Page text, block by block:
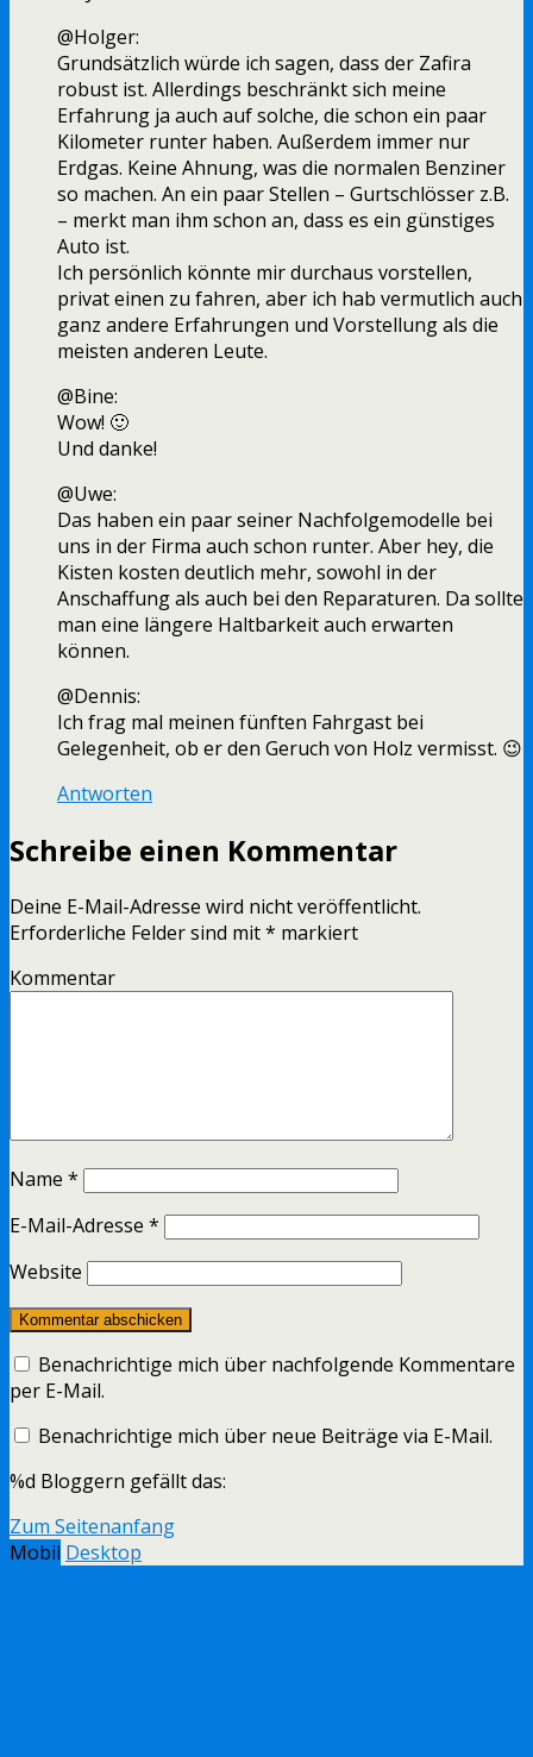
@Holger:
Grundsätzlich würde ich sagen, dass der Zafira
robust ist. Allerdings beschränkt sich meine
Erfahrung ja auch auf solche, die schon ein paar
Kilometer runter haben. Außerdem immer nur
Erdgas. Keine Ahnung, was die normalen Benziner
so machen. An ein paar Stellen – Gurtschlösser z.B.
– merkt man ihm schon an, dass es ein günstiges
Auto ist.
Ich persönlich könnte mir durchaus vorstellen,
privat einen zu fahren, aber ich hab vermutlich auch
ganz andere Erfahrungen und Vorstellung als die
meisten anderen Leute.
@Bine:
Wow! 🙂
Und danke!
@Uwe:
Das haben ein paar seiner Nachfolgemodelle bei
uns in der Firma auch schon runter. Aber hey, die
Kisten kosten deutlich mehr, sowohl in der
Anschaffung als auch bei den Reparaturen. Da sollte
man eine längere Haltbarkeit auch erwarten
können.
@Dennis:
Ich frag mal meinen fünften Fahrgast bei
Gelegenheit, ob er den Geruch von Holz vermisst. 😉
Antworten
Schreibe einen Kommentar
Deine E-Mail-Adresse wird nicht veröffentlicht.
Erforderliche Felder sind mit* markiert
Kommentar
Name *
E-Mail-Adresse *
Website
Benachrichtige mich über nachfolgende Kommentare
per E-Mail.
Benachrichtige mich über neue Beiträge via E-Mail.
%d Bloggern gefällt das:
Zum Seitenanfang
Mobil Desktop